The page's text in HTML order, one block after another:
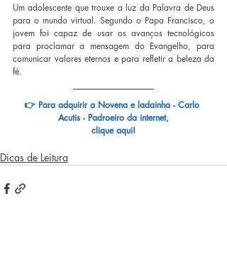
Um adolescente que trouxe a luz da Palavra de Deus
para o mundo virtual. Segundo o Papa Francisco, o
jovem foi capaz de usar os avanços tecnológicos
para proclamar a mensagem do Evangelho, para
comunicar valores eternos e para refletir a beleza da
fé.
👉 Para adquirir a Novena e ladainha - Carlo
Acutis - Padroeiro da internet,
clique aqui!
Dicas de Leitura